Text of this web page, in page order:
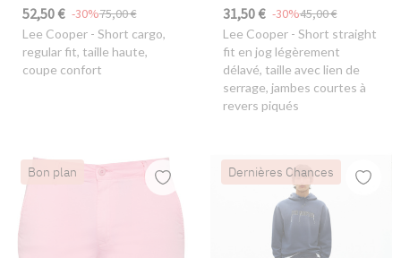
52,50 € 75,00 €
-30%
Lee Cooper- Short cargo,
regular fit, taille haute,
coupe confort
31,50 € 45,00 €
-30%
Lee Cooper- Short straight
fit en jog légèrement
délavé, taille avec lien de
serrage, jambes courtes à
revers piqués
Bon plan Dernières Chances